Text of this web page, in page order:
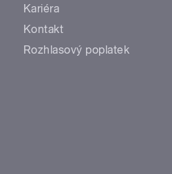
Kariéra
Kontakt
Rozhlasový poplatek